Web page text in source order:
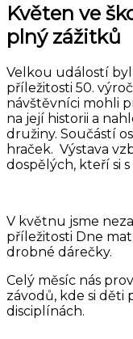
Květen ve
plný zážitků
Velkou událostí
příležitosti 50.
návštěvníci mohli
na její historii a
družiny. Součástí
hraček. Výstava
dospělých, kteří si
V květnu jsme
příležitosti Dne
drobné dárečky.
Celý měsíc nás
závodů, kde si děti
disciplínách.